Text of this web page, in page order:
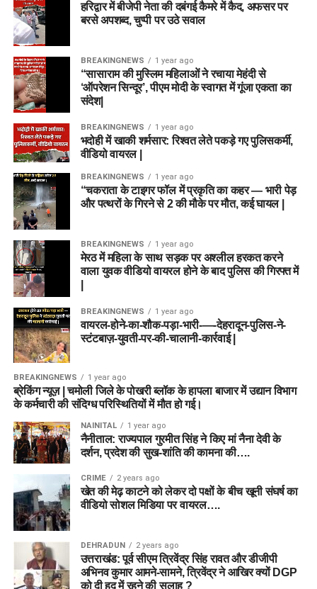
हरिद्वार में बीजेपी नेता की दबंगई कैमरे में कैद, अफसर पर
बरसे अपशब्द, चुप्पी पर उठे सवाल
BREAKINGNEWS 1 year ago
“सासाराम की मुस्लिम महिलाओं ने रचाया मेहंदी से
‘ऑपरेशन सिन्दूर’, पीएम मोदी के स्वागत में गूंजा एकता का
संदेश|
BREAKINGNEWS 1 year ago
भदोही में खाकी शर्मसार: रिश्वत लेते पकड़े गए पुलिसकर्मी,
वीडियो वायरल |
BREAKINGNEWS 1 year ago
“चकराता के टाइगर फॉल में प्रकृति का कहर — भारी पेड़
और पत्थरों के गिरने से 2 की मौके पर मौत, कई घायल |
BREAKINGNEWS 1 year ago
मेरठ में महिला के साथ सड़क पर अश्लील हरकत करने
वाला युवक वीडियो वायरल होने के बाद पुलिस की गिरफ्त में
BREAKINGNEWS 1 year ago
वायरल-होने-का-शौक-पड़ा-भारी-—-देहरादून-पुलिस-ने-
स्टंटबाज़-युवती-पर-की-चालानी-कार्रवाई |
BREAKINGNEWS 1 year ago
ब्रेकिंग न्यूज़ | चमोली जिले के पोखरी ब्लॉक के हापला बाजार में उद्यान विभाग
के कर्मचारी की संदिग्ध परिस्थितियों में मौत हो गई।
NAINITAL 1 year ago
नैनीताल: राज्यपाल गुरमीत सिंह ने किए मां नैना देवी के
दर्शन, प्रदेश की सुख-शांति की कामना की….
CRIME 2 years ago
खेत की मेढ़ काटने को लेकर दो पक्षों के बीच खूनी संघर्ष का
वीडियो सोशल मिडिया पर वायरल….
DEHRADUN 2 years ago
उत्तराखंड: पूर्व सीएम त्रिवेंद्र सिंह रावत और डीजीपी
अभिनव कुमार आमने-सामने, त्रिवेंद्र ने आखिर क्यों DGP
को दी हद में रहने की सलाह ?